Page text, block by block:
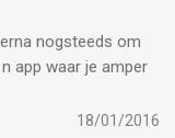
nogsteeds om
app waar je amper
18/01/2016